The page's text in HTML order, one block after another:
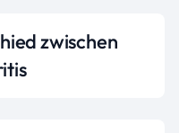
zwischen